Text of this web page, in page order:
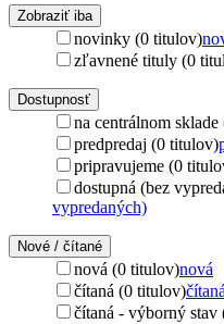
Zobraziť iba
novinky (0 titulov)
zľavnené tituly (0
Dostupnosť
na centrálnom
predpredaj (0 titulov)
pripravujeme (0
dostupná (bez
vypredaných)
Nové / čítané
nová (0 titulov)nová
čítaná (0 titulov)čítaná
čítaná - výborný stav